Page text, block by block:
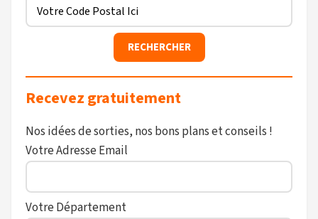
Recevez gratuitement
Nos idées de sorties, nos bons plans et conseils !
Votre Adresse Email
Votre Département